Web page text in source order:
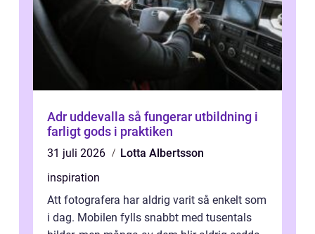
Adr uddevalla så fungerar utbildning i
farligt gods i praktiken
31 juli 2026
Lotta Albertsson
inspiration
Att fotografera har aldrig varit så enkelt som
i dag. Mobilen fylls snabbt med tusentals